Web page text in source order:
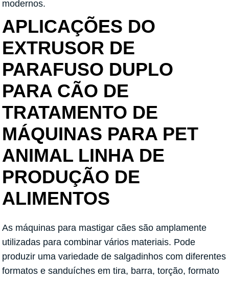
modernos.
APLICAÇÕES DO
EXTRUSOR DE
PARAFUSO DUPLO
PARA CÃO DE
TRATAMENTO DE
MÁQUINAS PARA PET
ANIMAL LINHA DE
PRODUÇÃO DE
ALIMENTOS
As máquinas para mastigar cães são amplamente
utilizadas para combinar vários materiais. Pode
produzir uma variedade de salgadinhos com diferentes
formatos e sanduíches em tira, barra, torção, formato